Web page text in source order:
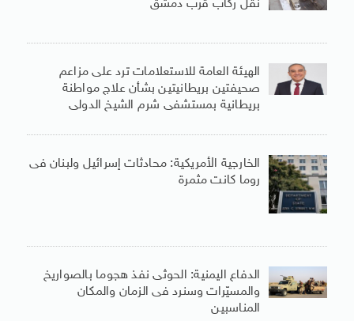
نقل ركاب قرب دمشق
الهيئة العامة للاستعلامات ترد على مزاعم
صحيفتين بريطانيتين بشأن علاج مواطنة
بريطانية بمستشفى شرم الشيخ الدولى
الخارجية الأمريكية: محادثات إسرائيل ولبنان فى
روما كانت مثمرة
الدفاع اليمنية: الحوثى نفذ هجوما بالصواريخ
والمسيّرات وسنرد فى الزمان والمكان
المناسبين